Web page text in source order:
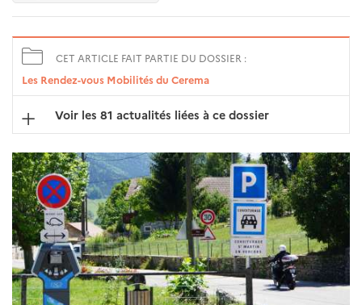
CET ARTICLE FAIT PARTIE DU DOSSIER :
Les Rendez-vous Mobilités du Cerema
Voir les 81 actualités liées à ce dossier